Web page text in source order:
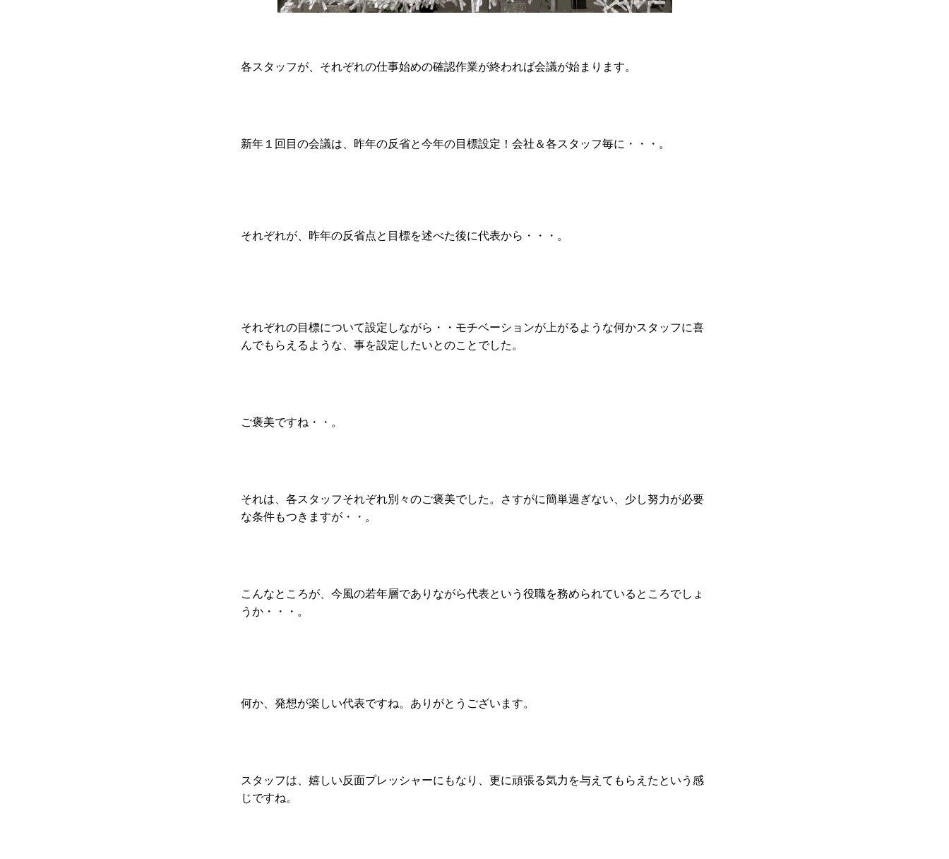
各スタッフが、それぞれの仕事始めの確認作業が終われば会議が始まります。
新年１回目の会議は、昨年の反省と今年の目標設定！会社＆各スタッフ毎に・・・。
それぞれが、昨年の反省点と目標を述べた後に代表から・・・。
それぞれの目標について設定しながら・・モチベーションが上がるような何かスタッフに喜
んでもらえるような、事を設定したいとのことでした。
ご褒美ですね・・。
それは、各スタッフそれぞれ別々のご褒美でした。さすがに簡単過ぎない、少し努力が必要
な条件もつきますが・・。
こんなところが、今風の若年層でありながら代表という役職を務められているところでしょ
うか・・・。
何か、発想が楽しい代表ですね。ありがとうございます。
スタッフは、嬉しい反面プレッシャーにもなり、更に頑張る気力を与えてもらえたという感
じですね。